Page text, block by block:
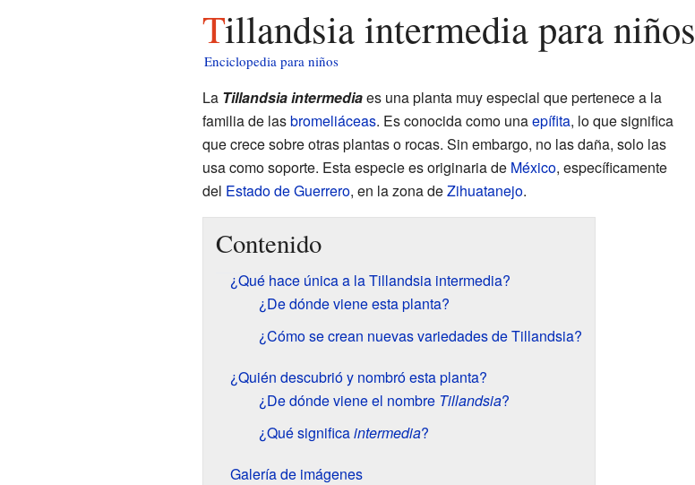
Tillandsia intermedia para niños
Enciclopedia para niños
La Tillandsia intermediaes una planta muy especial que pertenece a la
familia de lasbromeliáceas. Es conocida como unaepífita, lo que significa
que crece sobre otras plantas o rocas. Sin embargo, no las daña, solo las
usa como soporte. Esta especie es originaria de México, específicamente
del Estado de Guerrero, en la zona deZihuatanejo.
Contenido
¿Qué hace única a la Tillandsia intermedia?
¿De dónde viene esta planta?
¿Cómo se crean nuevas variedades de Tillandsia?
¿Quién descubrió y nombró esta planta?
¿De dónde viene el nombre Tillandsia?
¿Qué significaintermedia?
Galería de imágenes